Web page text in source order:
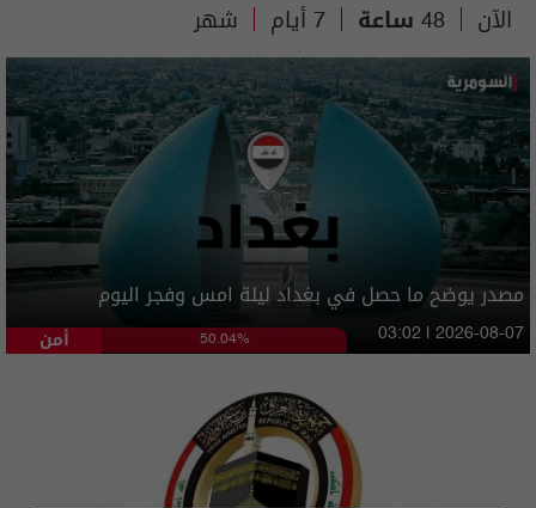
الآن 48 ساعة 7 أيام شهر
مصدر يوضح ما حصل في بغداد ليلة امس وفجر اليوم
أمن 50.04% 03:02 | 2026-08-07